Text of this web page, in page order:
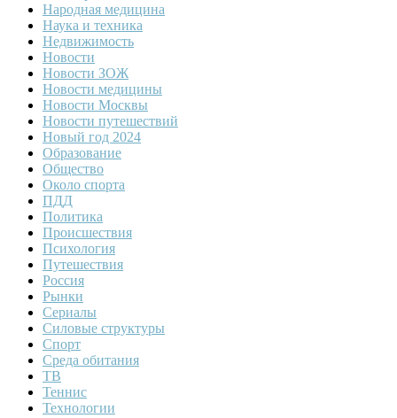
Народная медицина
Наука и техника
Недвижимость
Новости
Новости ЗОЖ
Новости медицины
Новости Москвы
Новости путешествий
Новый год 2024
Образование
Общество
Около спорта
ПДД
Политика
Происшествия
Психология
Путешествия
Россия
Рынки
Сериалы
Силовые структуры
Спорт
Среда обитания
ТВ
Теннис
Технологии